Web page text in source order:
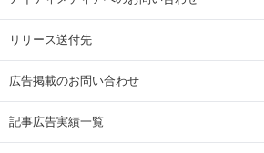
リリース送付先
広告掲載のお問い合わせ
記事広告実績一覧